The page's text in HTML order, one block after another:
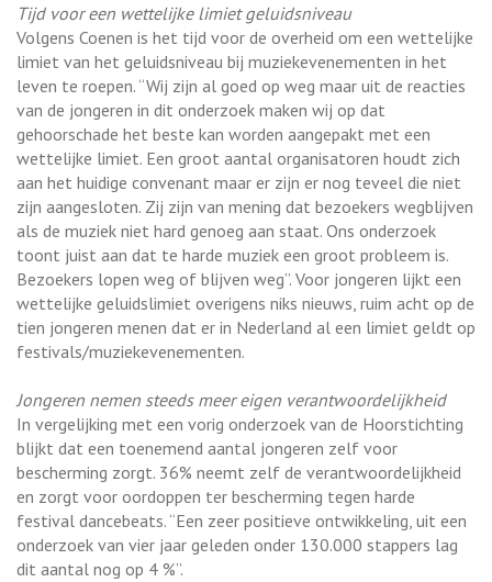
Tijd voor een wettelijke limiet geluidsniveau
Volgens Coenen is het tijd voor de overheid om een wettelijke
limiet van het geluidsniveau bij muziekevenementen in het
leven te roepen. “Wij zijn al goed op weg maar uit de reacties
van de jongeren in dit onderzoek maken wij op dat
gehoorschade het beste kan worden aangepakt met een
wettelijke limiet. Een groot aantal organisatoren houdt zich
aan het huidige convenant maar er zijn er nog teveel die niet
zijn aangesloten. Zij zijn van mening dat bezoekers wegblijven
als de muziek niet hard genoeg aan staat. Ons onderzoek
toont juist aan dat te harde muziek een groot probleem is.
Bezoekers lopen weg of blijven weg”. Voor jongeren lijkt een
wettelijke geluidslimiet overigens niks nieuws, ruim acht op de
tien jongeren menen dat er in Nederland al een limiet geldt op
festivals/muziekevenementen.
Jongeren nemen steeds meer eigen verantwoordelijkheid
In vergelijking met een vorig onderzoek van de Hoorstichting
blijkt dat een toenemend aantal jongeren zelf voor
bescherming zorgt. 36% neemt zelf de verantwoordelijkheid
en zorgt voor oordoppen ter bescherming tegen harde
festival dancebeats. “Een zeer positieve ontwikkeling, uit een
onderzoek van vier jaar geleden onder 130.000 stappers lag
dit aantal nog op 4 %”.